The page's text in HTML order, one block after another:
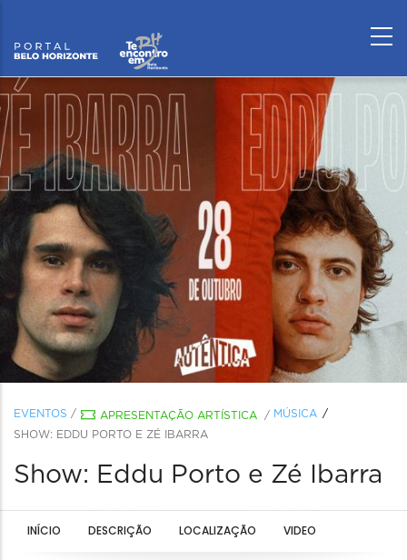
EVENTOS / APRESENTAÇÃO ARTÍSTICA / MÚSICA
SHOW: EDDU PORTO E ZÉ IBARRA
Show: Eddu Porto e Zé Ibarra
INÍCIO DESCRIÇÃO LOCALIZAÇÃO VIDEO